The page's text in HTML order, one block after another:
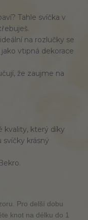
Tahle svíčka v
na rozlučky se
vtipná dekorace
že zaujme na
kvality, který díky
krásný
Pro delší dobu
knot na délku do 1